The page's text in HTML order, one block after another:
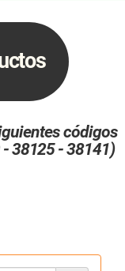
códigos
38125 - 38141)